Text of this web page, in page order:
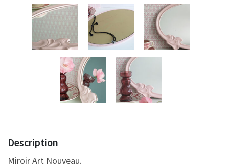
Description
Miroir Art Nouveau.